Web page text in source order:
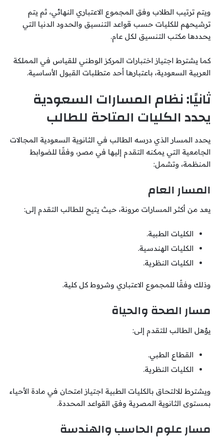
ويتم ترتيب الطلاب وفق المجموع الاعتباري النهائي، ثم يتم
ترشيحهم للكليات حسب قواعد التنسيق والحدود الدنيا التي
يحددها مكتب التنسيق لكل عام.
كما يشترط اجتياز اختبارات المركز الوطني للقياس في المملكة
العربية السعودية، باعتبارها أحد متطلبات القبول الأساسية.
ثانيًا: نظام المسارات السعودية
يحدد الكليات المتاحة للطالب
يحدد المسار الذي درسه الطالب في الثانوية السعودية المجالات
الجامعية التي يمكنه التقدم إليها في مصر، وفقًا للضوابط
المنظمة، وتشمل:
المسار العام
يعد من أكثر المسارات مرونة، حيث يتيح للطالب التقدم إلى:
الكليات الطبية.
الكليات الهندسية.
الكليات النظرية.
وذلك وفقًا للمجموع الاعتباري وشروط كل كلية.
مسار الصحة والحياة
يؤهل الطالب للتقدم إلى:
القطاع الطبي.
الكليات النظرية.
ويشترط للالتحاق بالكليات الطبية اجتياز امتحان في مادة الأحياء
بمستوى الثانوية المصرية وفق القواعد المحددة.
مسار علوم الحاسب والهندسة